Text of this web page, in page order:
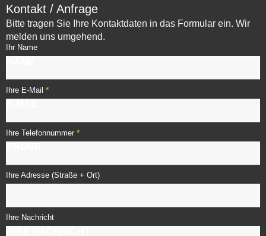
Kontakt / Anfrage
Bitte tragen Sie Ihre Kontaktdaten in das Formular ein. Wir
melden uns umgehend.
Ihr Name
Ihre E-Mail *
Ihre Telefonnummer *
Ihre Adresse (Straße + Ort)
Ihre Nachricht